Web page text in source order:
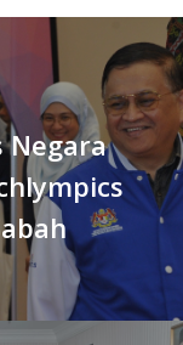
Negara